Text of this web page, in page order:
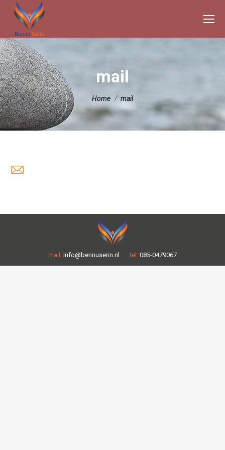
mail
Je bent hier:
Home mail
mail: info@bennuserin.nl tel: 085-0479067